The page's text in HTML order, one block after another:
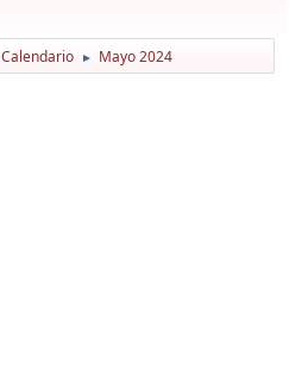
Calendario ► Mayo 2024